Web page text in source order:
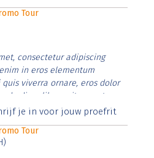
Tour
consectetur adipiscing
in eros elementum
viverra ornare, eros dolor
diam libero vitae erat.
cursus id rutrum lorem
je in voor jouw proefrit
Tour